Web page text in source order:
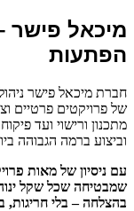
מיכאל פישר
הפתעות
חברת מיכאל פישר
של פרויקטים פרטיים
מתכנון ורישוי ועד
וביצוע ברמה הגבוהה
עם ניסיון של מאות
שמבטיחה שכל שקל
בהצלחה – בלי חריגות,